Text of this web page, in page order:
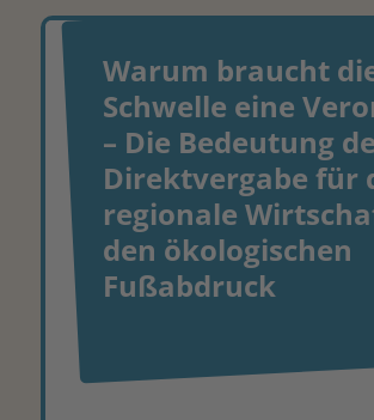
Warum braucht
Schwelle eine
– Die Bedeutung
Direktvergabe für
regionale
den ökologischen
Fußabdruck